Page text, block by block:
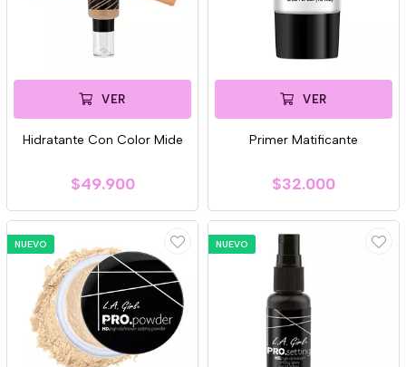
VER
Hidratante Con Color Mide
$49.900
VER
Primer Matificante
$32.000
NUEVO NUEVO